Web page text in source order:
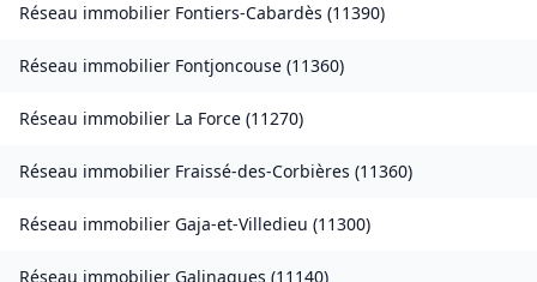
Réseau immobilier Fontiers-Cabardès (11390)
Réseau immobilier Fontjoncouse (11360)
Réseau immobilier La Force (11270)
Réseau immobilier Fraissé-des-Corbières (11360)
Réseau immobilier Gaja-et-Villedieu (11300)
Réseau immobilier Galinagues (11140)